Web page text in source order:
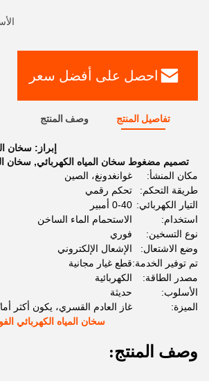
احصل على أفضل سعر
تفاصيل المنتج وصف المنتج
إبراز: سخان
تصميم مضغوط سخان المياه الكهربائي, سخان
مكان المنشأ:
غوانغدونغ، الصين
طريقة التحكم:
تحكم رقمي
التيار الكهربائي: 0-40 أمبير
استخدام:
الاستحمام الماء الساخن
نوع التسخين:
فوري
وضع الاشتعال:
الإشعال الإلكتروني
تم توفير الخدمة:قطع غيار مجانية
مصدر الطاقة:
الكهربائية
الأسلوب:
حديثة
الميزة:
غاز العادم القسري، يكون أكثر
سخان المياه الكهربائي
وصف المنتج: